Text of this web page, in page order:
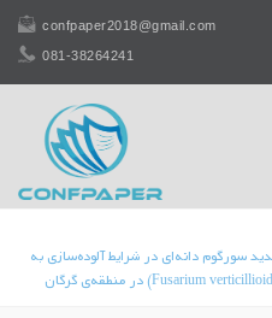
confpaper2018@gmail.com
081-38264241
سورگوم دانه‌ای در شرایط آلوده‌سازی به